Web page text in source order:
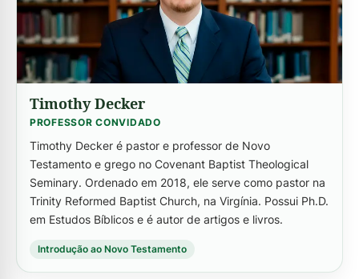
Timothy Decker
PROFESSOR CONVIDADO
Timothy Decker é pastor e professor de Novo
Testamento e grego no Covenant Baptist Theological
Seminary. Ordenado em 2018, ele serve como pastor na
Trinity Reformed Baptist Church, na Virgínia. Possui Ph.D.
em Estudos Bíblicos e é autor de artigos e livros.
Introdução ao Novo Testamento